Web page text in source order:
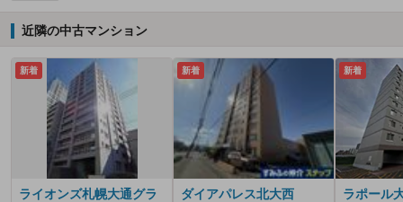
近隣の中古マンション
新着
ライオンズ札幌大通グラ
新着
ダイアパレス北大西
新着
ラポール